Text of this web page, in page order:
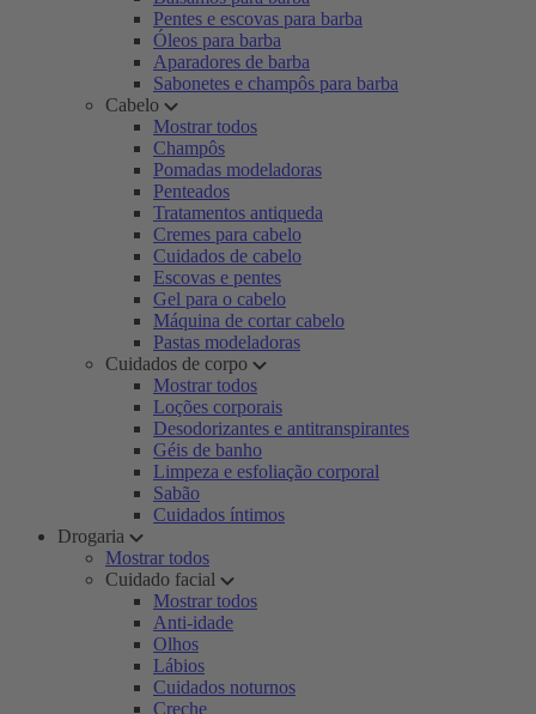
Pentes e escovas para barba
Óleos para barba
Aparadores de barba
Sabonetes e champôs para barba
Cabelo
Mostrar todos
Champôs
Pomadas modeladoras
Penteados
Tratamentos antiqueda
Cremes para cabelo
Cuidados de cabelo
Escovas e pentes
Gel para o cabelo
Máquina de cortar cabelo
Pastas modeladoras
Cuidados de corpo
Mostrar todos
Loções corporais
Desodorizantes e antitranspirantes
Géis de banho
Limpeza e esfoliação corporal
Sabão
Cuidados íntimos
Drogaria
Mostrar todos
Cuidado facial
Mostrar todos
Anti-idade
Olhos
Lábios
Cuidados noturnos
Creche